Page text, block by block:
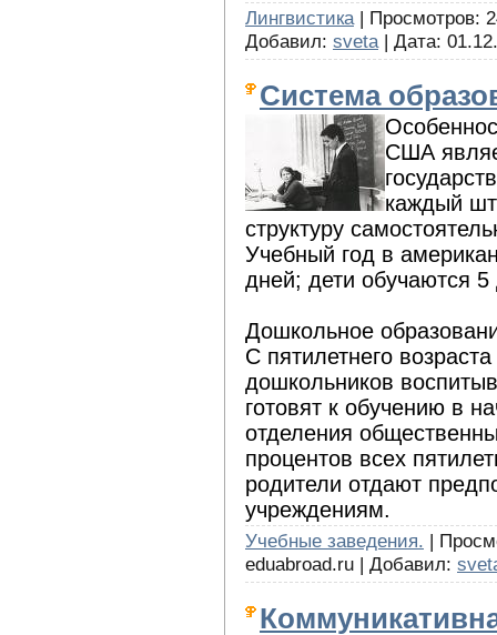
Лингвистика | Просмотров:
Добавил: sveta | Дата:
Система
США
каждый
структуру
Учебный год в
дней; дети обучаются
Дошкольное
С пятилетнего
дошкольников
готовят к обучению в
отделения
процентов всех
родители отдают
учреждениям.
Учебные заведения. |
eduabroad.ru | Добавил: